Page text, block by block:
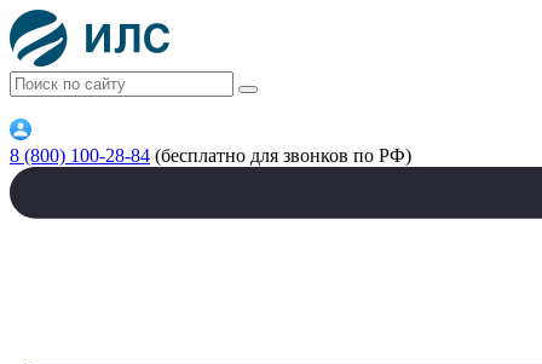
8 (800) 100-28-84 (бесплатно для звонков по РФ)